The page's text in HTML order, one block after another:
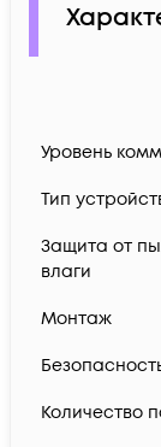
Уровень
Тип
Защита от
влаги
Монтаж
Количество